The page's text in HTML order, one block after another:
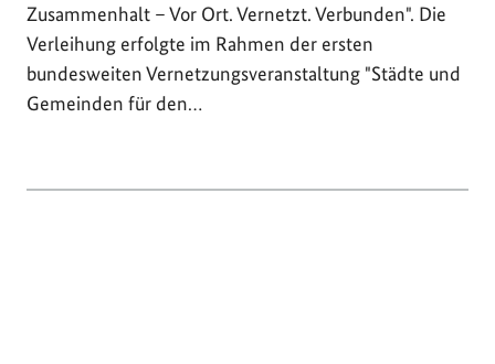
Zusammenhalt – Vor Ort. Vernetzt. Verbunden". Die
Verleihung erfolgte im Rahmen der ersten
bundesweiten Vernetzungsveranstaltung "Städte und
Gemeinden für den…